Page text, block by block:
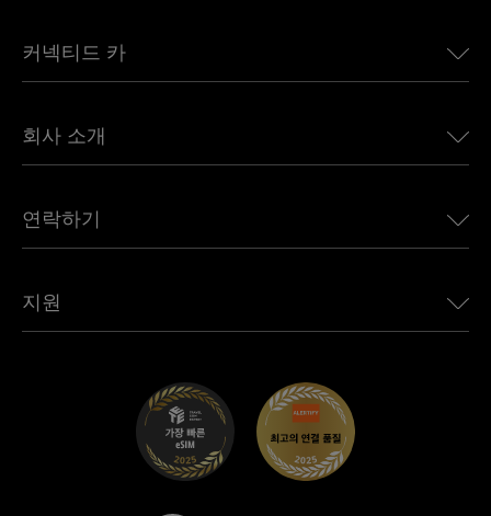
유럽용 eSIM
캐나다용 eSIM
아프리카용 eSIM
모든 목적지 보기
커넥티드 카
Land Rover용 Ubigi
Jeep용 Ubigi
Mini용 Ubigi
Maserati용 Ubigi
회사 소개
언론에 소개된 Ubigi
Ubigi 앱
연락하기
제휴 프로그램
지원